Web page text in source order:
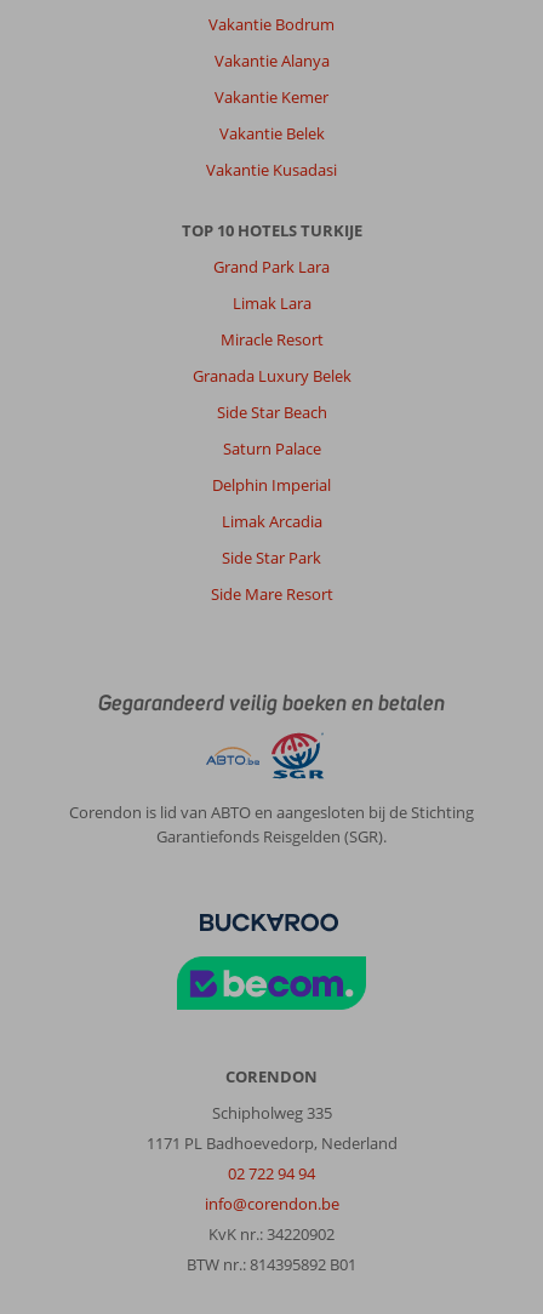
Vakantie Bodrum
Vakantie Alanya
Vakantie Kemer
Vakantie Belek
Vakantie Kusadasi
TOP 10 HOTELS TURKIJE
Grand Park Lara
Limak Lara
Miracle Resort
Granada Luxury Belek
Side Star Beach
Saturn Palace
Delphin Imperial
Limak Arcadia
Side Star Park
Side Mare Resort
Gegarandeerd veilig boeken en betalen
Corendon is lid van ABTO en aangesloten bij de Stichting
Garantiefonds Reisgelden (SGR).
CORENDON
Schipholweg 335
1171 PL Badhoevedorp, Nederland
02 722 94 94
info@corendon.be
KvK nr.: 34220902
BTW nr.: 814395892 B01